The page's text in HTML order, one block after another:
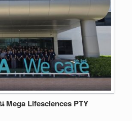
Mega Lifesciences PTY